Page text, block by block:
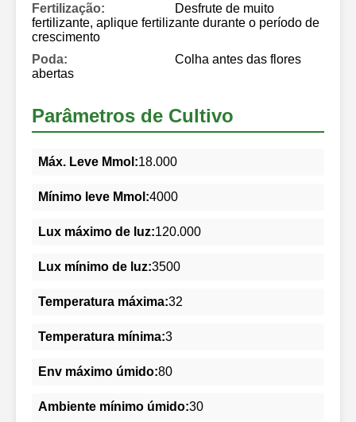
Fertilização:
Desfrute de muito
fertilizante, aplique fertilizante durante o período de
crescimento
Poda:
Colha antes das flores
abertas
Parâmetros de Cultivo
Máx. Leve Mmol:18.000
Mínimo leve Mmol:4000
Lux máximo de luz:120.000
Lux mínimo de luz:3500
Temperatura máxima:32
Temperatura mínima:3
Env máximo úmido:80
Ambiente mínimo úmido:30